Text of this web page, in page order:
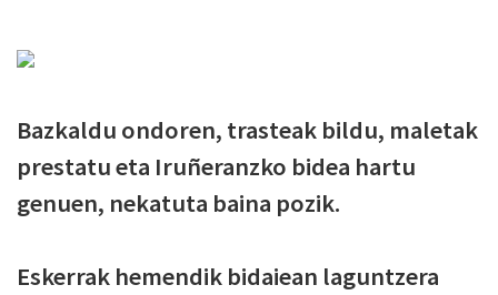
Bazkaldu ondoren, trasteak bildu, maletak
prestatu eta Iruñeranzko bidea hartu
genuen, nekatuta baina pozik.
Eskerrak hemendik bidaiean laguntzera